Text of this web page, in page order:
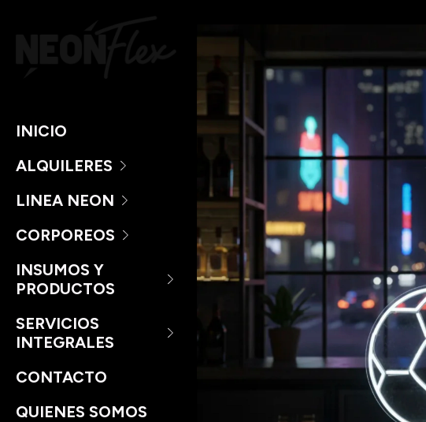
INICIO
ALQUILERES
LINEA NEON
CORPOREOS
INSUMOS Y
PRODUCTOS
SERVICIOS
INTEGRALES
CONTACTO
QUIENES SOMOS